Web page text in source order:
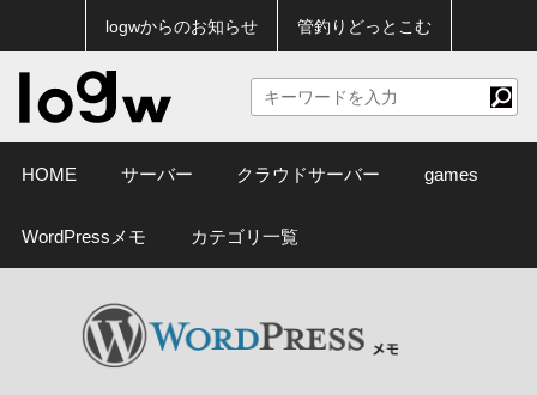
logwからのお知らせ 管釣りどっとこむ
HOME サーバー クラウドサーバー games
WordPressメモ カテゴリ一覧